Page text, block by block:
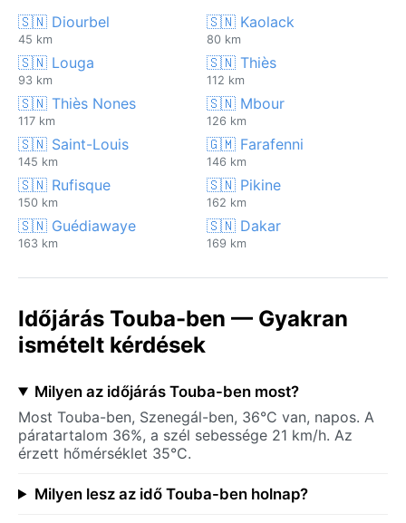
🇸🇳 Diourbel
45 km
🇸🇳 Kaolack
80 km
🇸🇳 Louga
93 km
🇸🇳 Thiès
112 km
🇸🇳 Thiès Nones
117 km
🇸🇳 Mbour
126 km
🇸🇳 Saint-Louis
145 km
🇬🇲 Farafenni
146 km
🇸🇳 Rufisque
150 km
🇸🇳 Pikine
162 km
🇸🇳 Guédiawaye
163 km
🇸🇳 Dakar
169 km
Időjárás Touba-ben — Gyakran
ismételt kérdések
Milyen az időjárás Touba-ben most?
Most Touba-ben, Szenegál-ben, 36°C van, napos. A
páratartalom 36%, a szél sebessége 21 km/h. Az
érzett hőmérséklet 35°C.
Milyen lesz az idő Touba-ben holnap?